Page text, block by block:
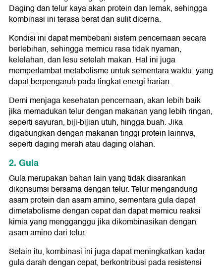
Daging dan telur kaya akan protein dan lemak, sehingga
kombinasi ini terasa berat dan sulit dicerna.
Kondisi ini dapat membebani sistem pencernaan secara
berlebihan, sehingga memicu rasa tidak nyaman,
kelelahan, dan lesu setelah makan. Hal ini juga
memperlambat metabolisme untuk sementara waktu, yang
dapat berpengaruh pada tingkat energi harian.
Demi menjaga kesehatan pencernaan, akan lebih baik
jika memadukan telur dengan makanan yang lebih ringan,
seperti sayuran, biji-bijian utuh, hingga buah. Jika
digabungkan dengan makanan tinggi protein lainnya,
seperti daging merah atau daging olahan.
2. Gula
Gula merupakan bahan lain yang tidak disarankan
dikonsumsi bersama dengan telur. Telur mengandung
asam protein dan asam amino, sementara gula dapat
dimetabolisme dengan cepat dan dapat memicu reaksi
kimia yang mengganggu jika dikombinasikan dengan
asam amino dari telur.
Selain itu, kombinasi ini juga dapat meningkatkan kadar
gula darah dengan cepat, berkontribusi pada resistensi